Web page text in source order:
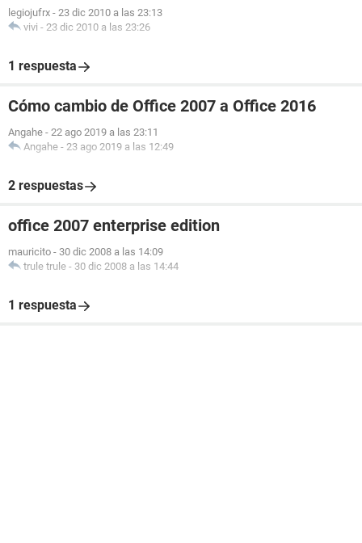
legiojufrx - 23 dic 2010 a las 23:13
vivi - 23 dic 2010 a las 23:26
1 respuesta
Cómo cambio de Office 2007 a Office 2016
Angahe - 22 ago 2019 a las 23:11
Angahe - 23 ago 2019 a las 12:49
2 respuestas
office 2007 enterprise edition
mauricito - 30 dic 2008 a las 14:09
trule trule - 30 dic 2008 a las 14:44
1 respuesta